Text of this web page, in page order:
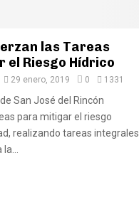
las Tareas
Riesgo Hídrico
29 enero, 2019 0 1331
San José del Rincón
para mitigar el riesgo
realizando tareas integrales